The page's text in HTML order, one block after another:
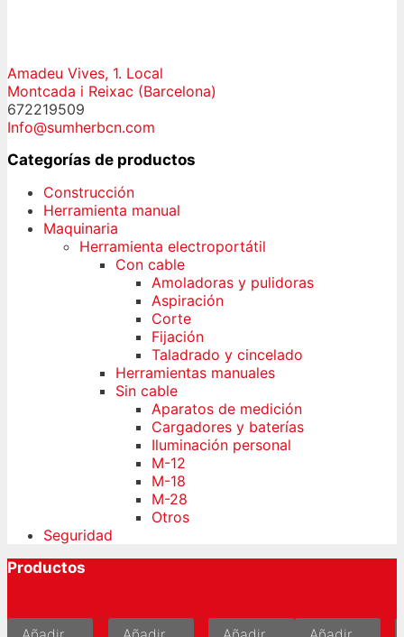
Amadeu Vives, 1. Local
Montcada i Reixac (Barcelona)
672219509
Info@sumherbcn.com
Categorías de productos
Construcción
Herramienta manual
Maquinaria
Herramienta electroportátil
Con cable
Amoladoras y pulidoras
Aspiración
Corte
Fijación
Taladrado y cincelado
Herramientas manuales
Sin cable
Aparatos de medición
Cargadores y baterías
Iluminación personal
M-12
M-18
M-28
Otros
Seguridad
Productos